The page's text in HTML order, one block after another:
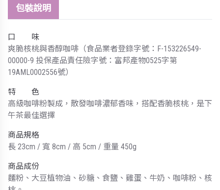
包裝說明
口 味
爽脆核桃與香醇咖啡（食品業者登錄字號：F-153226549-
00000-9 投保產品責任險字號：富邦產物0525字第
19AML0002556號）
特 色
高級咖啡粉製成，散發咖啡濃郁香味，搭配香脆核桃，是下
午茶最佳選擇
商品規格
長 23cm / 寬 8cm / 高 5cm / 重量 450g
商品成份
麵粉、大豆植物油、砂糖、食鹽、雞蛋、牛奶、咖啡粉、核